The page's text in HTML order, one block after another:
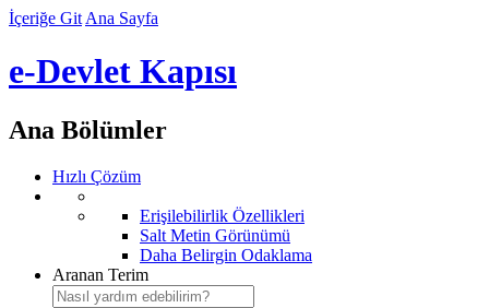
İçeriğe Git Ana Sayfa
e-Devlet Kapısı
Ana Bölümler
Hızlı Çözüm
Erişilebilirlik Özellikleri
Salt Metin Görünümü
Daha Belirgin Odaklama
Aranan Terim